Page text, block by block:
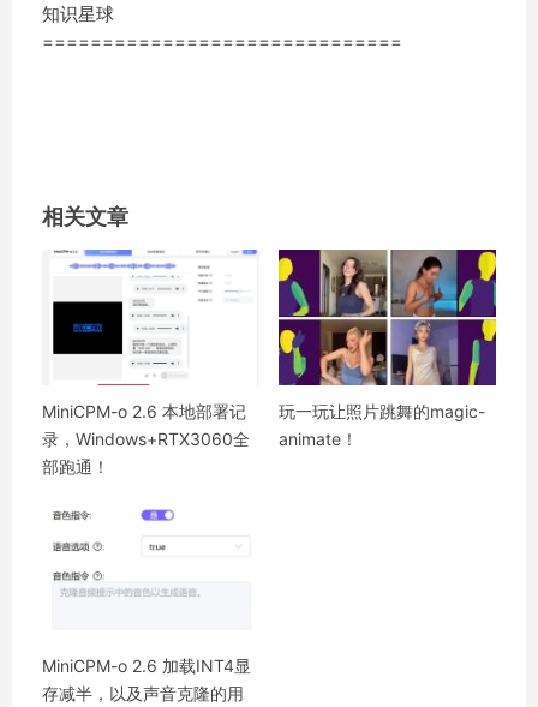
知识星球
==============================
相关文章
MiniCPM-o 2.6 本地部署记
录，Windows+RTX3060全
部跑通！
玩一玩让照片跳舞的magic-
animate！
MiniCPM-o 2.6 加载INT4显
存减半，以及声音克隆的用